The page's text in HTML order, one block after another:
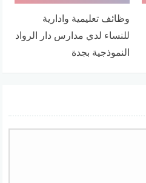
وظائف تعليمية وادارية
للنساء لدي مدارس دار الرواد
النموذجية بجدة